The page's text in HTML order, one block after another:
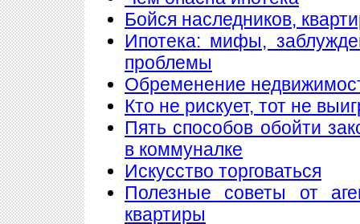
Бойся наследников,
Ипотека: мифы,
проблемы
Обременение
Кто не рискует, тот не
Пять способов обойти
в коммуналке
Искусство торговаться
Полезные советы от
квартиры